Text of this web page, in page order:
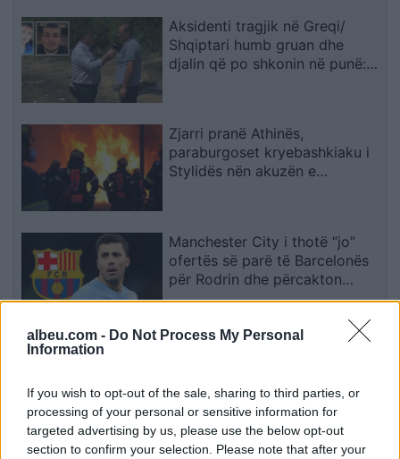
albeu.com - Do Not Process My Personal
Information
If you wish to opt-out of the sale, sharing to third parties, or
processing of your personal or sensitive information for
targeted advertising by us, please use the below opt-out
section to confirm your selection. Please note that after your
Aksidenti tragjik në Greqi/
Shqiptari humb gruan dhe
djalin që po shkonin në punë:
Zjarri pranë Athinës,
paraburgoset kryebashkiaku i
Stylidës nën akuzën e
Manchester City i thotë “jo”
ofertës së parë të Barcelonës
për Rodrin dhe përcakton
çmimin e tij
Prush